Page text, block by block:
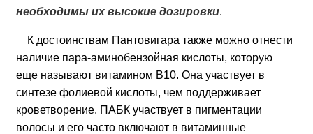
необходимы их высокие дозировки.
К достоинствам Пантовигара также можно отнести
наличие пара-аминобензойная кислоты, которую
еще называют витамином B10. Она участвует в
синтезе фолиевой кислоты, чем поддерживает
кроветворение. ПАБК участвует в пигментации
волосы и его часто включают в витаминные